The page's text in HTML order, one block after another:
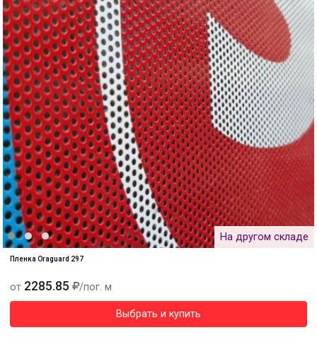
На другом складе
Пленка Oraguard 297
от 2285.85 /пог. м
Выбрать и купить